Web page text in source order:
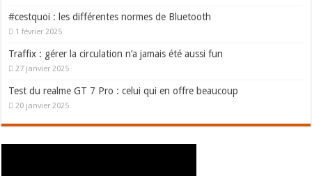
#cestquoi : les différentes normes de Bluetooth
1 février 2025
Traffix : gérer la circulation n’a jamais été aussi fun
27 janvier 2025
Test du realme GT 7 Pro : celui qui en offre beaucoup
20 janvier 2025